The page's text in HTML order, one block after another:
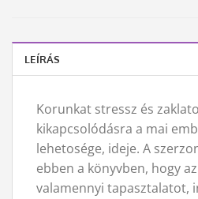
LEÍRÁS
Korunkat stressz és
kikapcsolódásra a mai
lehetosége, ideje. A
ebben a könyvben, hogy
valamennyi tapasztalatot,